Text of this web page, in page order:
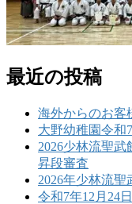
最近の投稿
海外からのお客
大野幼稚園令和
2026少林流聖
昇段審査
2026年少林流
令和7年12月24